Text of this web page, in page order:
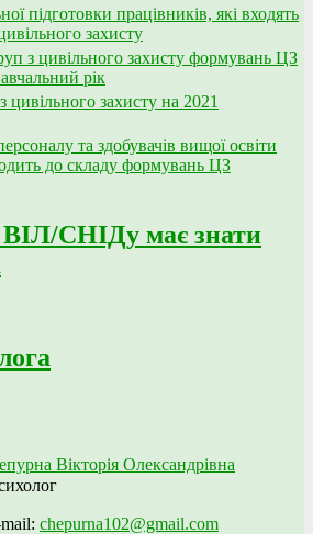
підготовки працівників, які входять
захисту
з цивільного захисту формувань ЦЗ
рік
цивільного захисту на 2021
та здобувачів вищої освіти
до складу формувань ЦЗ
СНІДу має знати
Вікторія Олександрівна
chepurna102@gmail.com